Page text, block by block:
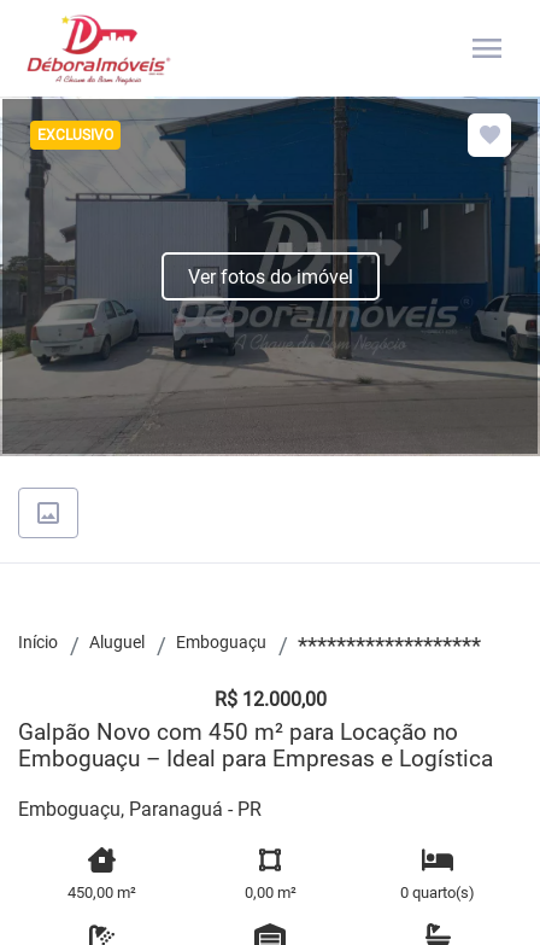
menu
EXCLUSIVO
Ver fotos do imóvel
Início Aluguel Emboguaçu *******************
R$ 12.000,00
Galpão Novo com 450 m² para Locação no
Emboguaçu – Ideal para Empresas e Logística
Emboguaçu, Paranaguá - PR
450,00 m² 0,00 m² 0 quarto(s)